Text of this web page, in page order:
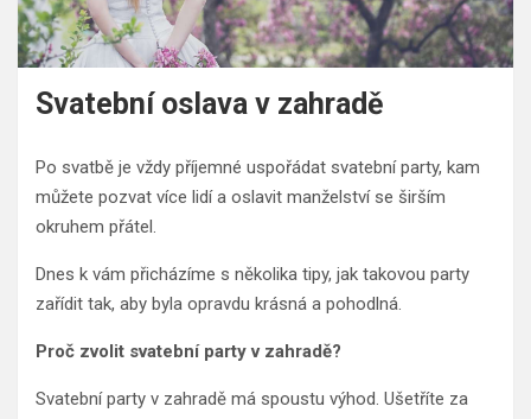
Svatební oslava v zahradě
Po svatbě je vždy příjemné uspořádat svatební party, kam
můžete pozvat více lidí a oslavit manželství se širším
okruhem přátel.
Dnes k vám přicházíme s několika tipy, jak takovou party
zařídit tak, aby byla opravdu krásná a pohodlná.
Proč zvolit svatební party v zahradě?
Svatební party v zahradě má spoustu výhod. Ušetříte za